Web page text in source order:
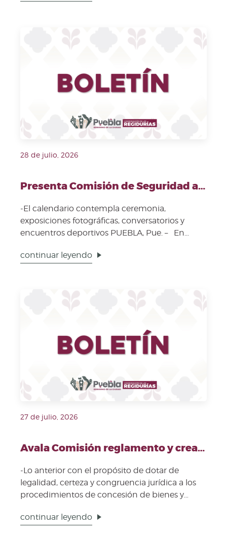
28 de julio, 2026
Presenta Comisión de Seguridad actividades para "Mes de las y los Policías de la Ciudad”
-El calendario contempla ceremonia,
exposiciones fotográficas, conversatorios y
encuentros deportivos PUEBLA, Pue. – En
continuar leyendo
27 de julio, 2026
Avala Comisión reglamento y creación del Comité Municipal de Adquisiciones en Materia de Concesiones
-Lo anterior con el propósito de dotar de
legalidad, certeza y congruencia jurídica a los
procedimientos de concesión de bienes y
continuar leyendo